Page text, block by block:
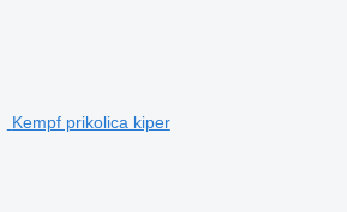
Kempf prikolica kiper